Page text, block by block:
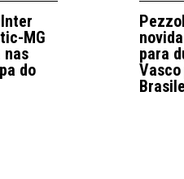
MG
nas
do
para